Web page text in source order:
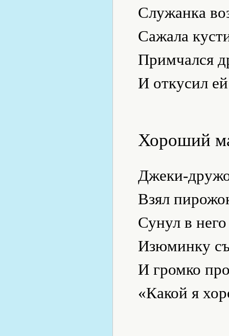
Служанка
Сажала
Примчался
И откусил
Хороший
Джеки-
Взял
Сунул в
Изюминку
И громко
«Какой я